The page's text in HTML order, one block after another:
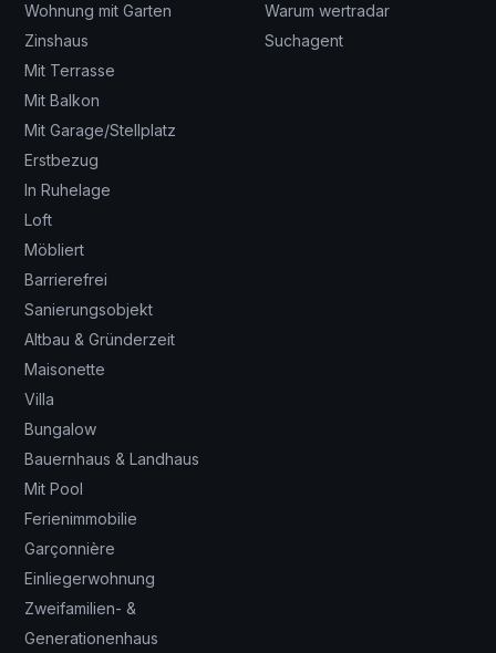
Wohnung mit Garten
Zinshaus
Mit Terrasse
Mit Balkon
Mit Garage/Stellplatz
Erstbezug
In Ruhelage
Loft
Möbliert
Barrierefrei
Sanierungsobjekt
Altbau & Gründerzeit
Maisonette
Villa
Bungalow
Bauernhaus & Landhaus
Mit Pool
Ferienimmobilie
Garçonnière
Einliegerwohnung
Zweifamilien- &
Generationenhaus
Warum wertradar
Suchagent